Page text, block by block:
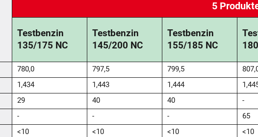
5
Testbenzin
135/175 NC
Testbenzin
145/200 NC
Testbenzin
155/185 NC
780,0 797,5 799,5
1,434
1,443 1,444
29
40 40 -
-
- - 65
<10
<10 <10 <10